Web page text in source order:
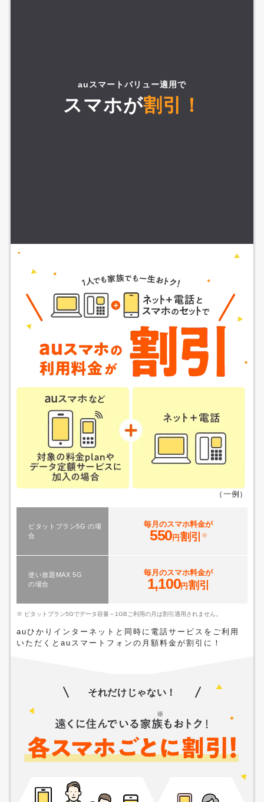
auスマートバリュー適用で
スマホが割引！
（一例）
ピタットプラン5G の場
合
毎月のスマホ料金が
550円割引 ※
使い放題MAX 5G
の場合
毎月のスマホ料金が
1,100円割引
※ ピタットプラン5Gでデータ容量～1GBご利用の月は割引適用されません。
auひかりインターネットと同時に電話サービスをご利用
いただくとauスマートフォンの月額料金が割引に！
それだけじゃない！